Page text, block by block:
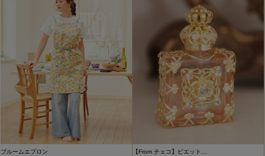
ブルームエプロン 【From チェコ】ピエット…